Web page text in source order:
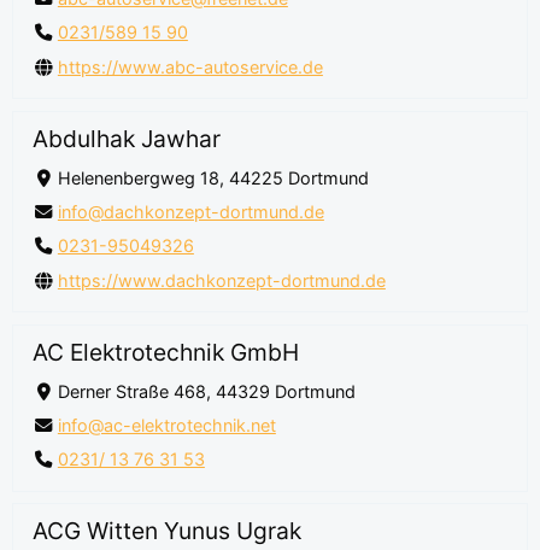
0231/589 15 90
https://www.abc-autoservice.de
Abdulhak Jawhar
Helenenbergweg 18, 44225 Dortmund
info@dachkonzept-dortmund.de
0231-95049326
https://www.dachkonzept-dortmund.de
AC Elektrotechnik GmbH
Derner Straße 468, 44329 Dortmund
info@ac-elektrotechnik.net
0231/ 13 76 31 53
ACG Witten Yunus Ugrak